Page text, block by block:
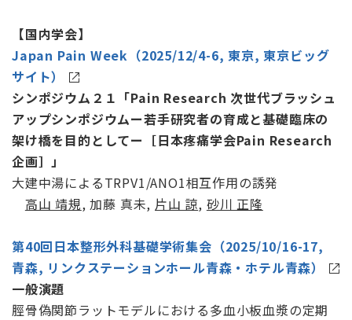
【国内学会】
Japan Pain Week（2025/12/4-6, 東京, 東京ビッグ
サイト）
シンポジウム２１「Pain Research 次世代ブラッシュ
アップシンポジウムー若手研究者の育成と基礎臨床の
架け橋を目的としてー［日本疼痛学会Pain Research
企画］」
大建中湯によるTRPV1/ANO1相互作用の誘発
高山 靖規, 加藤 真未, 片山 諒, 砂川 正隆
第40回日本整形外科基礎学術集会（2025/10/16-17,
青森, リンクステーションホール青森・ホテル青森）
一般演題
脛骨偽関節ラットモデルにおける多血小板血漿の定期